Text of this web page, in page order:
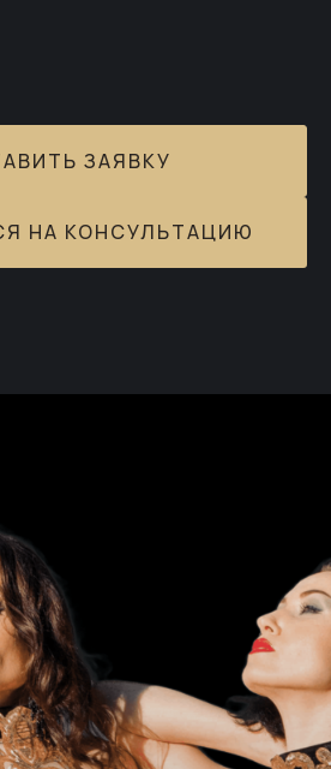
ЗАЯВКУ
НА КОНСУЛЬТАЦИЮ